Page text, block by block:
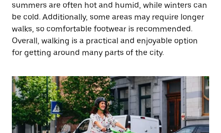
summers are often hot and humid, while winters can
be cold. Additionally, some areas may require longer
walks, so comfortable footwear is recommended.
Overall, walking is a practical and enjoyable option
for getting around many parts of the city.